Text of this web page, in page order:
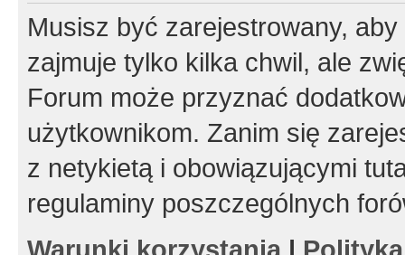
Musisz być zarejestrowany,
zajmuje tylko kilka chwil, ale
Forum może przyznać
użytkownikom. Zanim się
z netykietą i obowiązującymi
regulaminy poszczególnych
Warunki korzystania|